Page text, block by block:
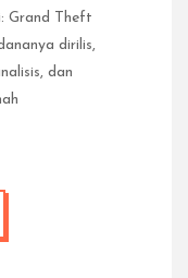
Grand Theft
dirilis,
dan